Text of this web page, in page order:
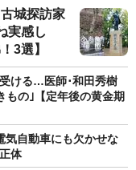
城探訪家
実感し
3選】
ける…医師･和田秀樹
もの｣【定年後の黄金期
自動車にも欠かせな
体